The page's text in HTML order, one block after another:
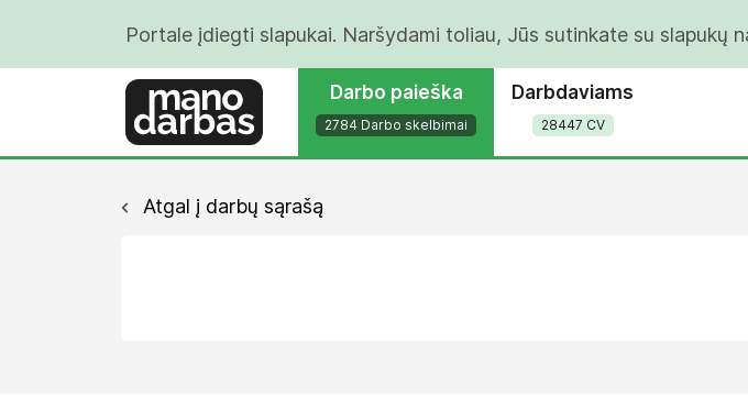
Portale įdiegti slapukai. Naršydami toliau, Jūs sutinkate su slapukų
Darbo paieška
2784 Darbo skelbimai
Darbdaviams
28447 CV
Atgal į darbų sąrašą